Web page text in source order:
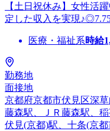
【土日祝休み】女性活
定した収入を実現
医療・福祉系時給
勤務地
面接地
京都府京都市伏見区深草
藤森駅、ＪＲ藤森駅、
伏見(京都)駅、十条(京